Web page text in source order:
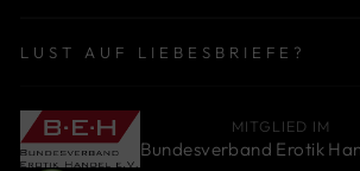
LUST AUF LIEBESBRIEFE?
MITGLIED IM
Bundesverband Erotik